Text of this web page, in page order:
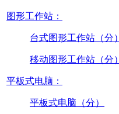
图形工作站：
台式图形工作站（分）
移动图形工作站（分）
平板式电脑：
平板式电脑（分）